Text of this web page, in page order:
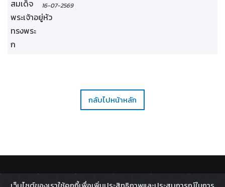
16-07-2569
กลับไปหน้าหลัก